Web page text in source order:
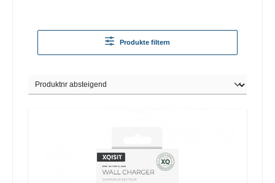
Produkte filtern